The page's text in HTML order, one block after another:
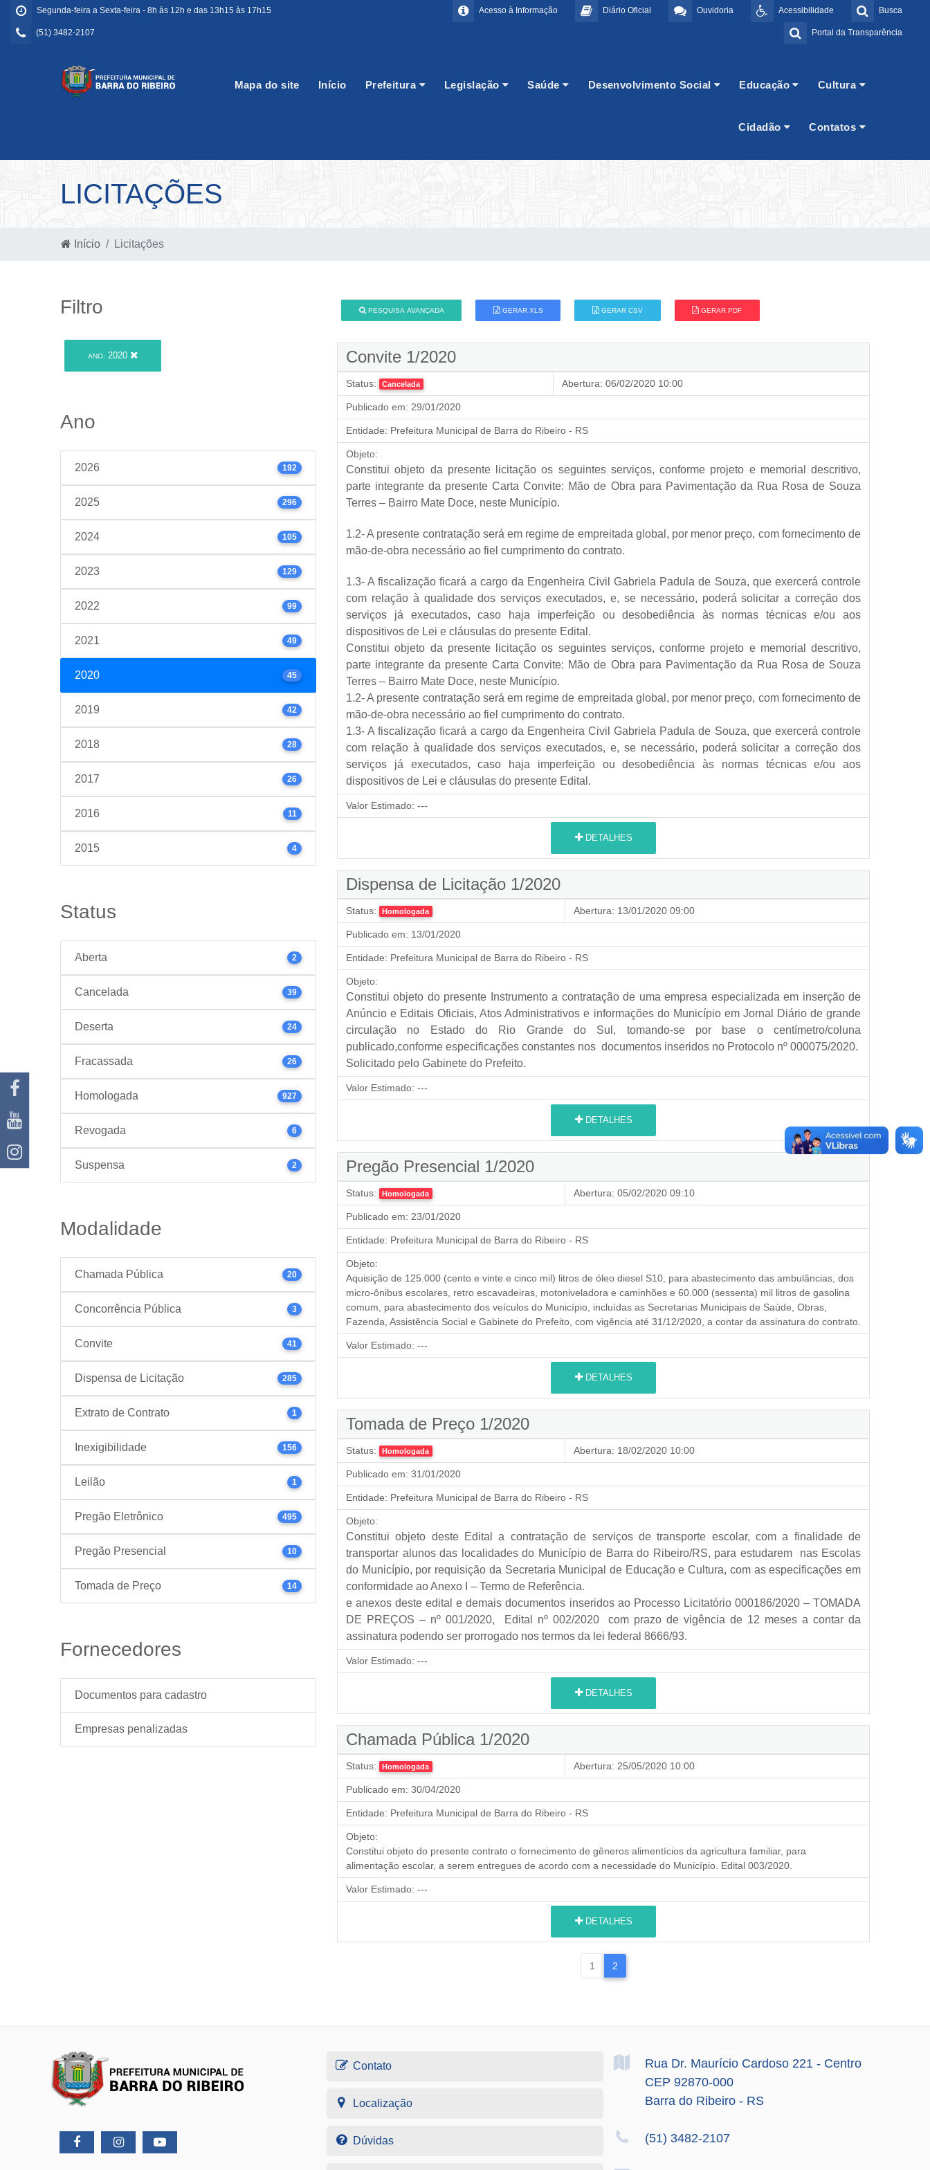
Segunda-feira a Sexta-feira - 8h às 12h e das 13h15 às 17h15
(51) 3482-2107
Busca
Acessibilidade
Ouvidoria
Diário Oficial
Acesso à Informação
Portal da Transparência
Mapa do site Início Prefeitura Legislação Saúde Desenvolvimento Social Educação Cultura
Cidadão Contatos
LICITAÇÕES
Início Licitações
Filtro
ANO: 2020
Ano
2026 192
2025 296
2024 105
2023 129
2022 99
2021 49
2020 45
2019 42
2018 28
2017 26
2016 11
2015 4
Status
Aberta 2
Cancelada 39
Deserta 24
Fracassada 26
Homologada 927
Revogada 6
Suspensa 2
Modalidade
Chamada Pública 20
Concorrência Pública 3
Convite 41
Dispensa de Licitação 285
Extrato de Contrato 1
Inexigibilidade 156
Leilão 1
Pregão Eletrônico 495
Pregão Presencial 10
Tomada de Preço 14
Fornecedores
Documentos para cadastro
Empresas penalizadas
PESQUISA AVANÇADA GERAR XLS GERAR CSV GERAR PDF
Convite 1/2020
Status: Cancelada Abertura: 06/02/2020 10:00
Publicado em: 29/01/2020
Entidade: Prefeitura Municipal de Barra do Ribeiro - RS
Objeto:
Constitui objeto da presente licitação os seguintes serviços, conforme projeto e memorial descritivo,
parte integrante da presente Carta Convite: Mão de Obra para Pavimentação da Rua Rosa de Souza
Terres – Bairro Mate Doce, neste Município.
1.2- A presente contratação será em regime de empreitada global, por menor preço, com fornecimento de
mão-de-obra necessário ao fiel cumprimento do contrato.
1.3- A fiscalização ficará a cargo da Engenheira Civil Gabriela Padula de Souza, que exercerá controle
com relação à qualidade dos serviços executados, e, se necessário, poderá solicitar a correção dos
serviços já executados, caso haja imperfeição ou desobediência às normas técnicas e/ou aos
dispositivos de Lei e cláusulas do presente Edital.
Constitui objeto da presente licitação os seguintes serviços, conforme projeto e memorial descritivo,
parte integrante da presente Carta Convite: Mão de Obra para Pavimentação da Rua Rosa de Souza
Terres – Bairro Mate Doce, neste Município.
1.2- A presente contratação será em regime de empreitada global, por menor preço, com fornecimento de
mão-de-obra necessário ao fiel cumprimento do contrato.
1.3- A fiscalização ficará a cargo da Engenheira Civil Gabriela Padula de Souza, que exercerá controle
com relação à qualidade dos serviços executados, e, se necessário, poderá solicitar a correção dos
serviços já executados, caso haja imperfeição ou desobediência às normas técnicas e/ou aos
dispositivos de Lei e cláusulas do presente Edital.
Valor Estimado: ---
DETALHES
Dispensa de Licitação 1/2020
Status: Homologada Abertura: 13/01/2020 09:00
Publicado em: 13/01/2020
Entidade: Prefeitura Municipal de Barra do Ribeiro - RS
Objeto:
Constitui objeto do presente Instrumento a contratação de uma empresa especializada em inserção de
Anúncio e Editais Oficiais, Atos Administrativos e informações do Município em Jornal Diário de grande
circulação no Estado do Rio Grande do Sul, tomando-se por base o centímetro/coluna
publicado,conforme especificações constantes nos documentos inseridos no Protocolo nº 000075/2020.
Solicitado pelo Gabinete do Prefeito.
Valor Estimado: ---
DETALHES
Pregão Presencial 1/2020
Status: Homologada Abertura: 05/02/2020 09:10
Publicado em: 23/01/2020
Entidade: Prefeitura Municipal de Barra do Ribeiro - RS
Objeto:
Aquisição de 125.000 (cento e vinte e cinco mil) litros de óleo diesel S10, para abastecimento das ambulâncias, dos
micro-ônibus escolares, retro escavadeiras, motoniveladora e caminhões e 60.000 (sessenta) mil litros de gasolina
comum, para abastecimento dos veículos do Município, incluídas as Secretarias Municipais de Saúde, Obras,
Fazenda, Assistência Social e Gabinete do Prefeito, com vigência até 31/12/2020, a contar da assinatura do contrato.
Valor Estimado: ---
DETALHES
Tomada de Preço 1/2020
Status: Homologada Abertura: 18/02/2020 10:00
Publicado em: 31/01/2020
Entidade: Prefeitura Municipal de Barra do Ribeiro - RS
Objeto:
Constitui objeto deste Edital a contratação de serviços de transporte escolar, com a finalidade de
transportar alunos das localidades do Município de Barra do Ribeiro/RS, para estudarem nas Escolas
do Município, por requisição da Secretaria Municipal de Educação e Cultura, com as especificações em
conformidade ao Anexo I – Termo de Referência.
e anexos deste edital e demais documentos inseridos ao Processo Licitatório 000186/2020 – TOMADA
DE PREÇOS – nº 001/2020, Edital nº 002/2020 com prazo de vigência de 12 meses a contar da
assinatura podendo ser prorrogado nos termos da lei federal 8666/93.
Valor Estimado: ---
DETALHES
Chamada Pública 1/2020
Status: Homologada Abertura: 25/05/2020 10:00
Publicado em: 30/04/2020
Entidade: Prefeitura Municipal de Barra do Ribeiro - RS
Objeto:
Constitui objeto do presente contrato o fornecimento de gêneros alimentícios da agricultura familiar, para
alimentação escolar, a serem entregues de acordo com a necessidade do Município. Edital 003/2020.
Valor Estimado: ---
DETALHES
1 2
Contato
Localização
Dúvidas
Rua Dr. Maurício Cardoso 221 - Centro
CEP 92870-000
Barra do Ribeiro - RS
(51) 3482-2107